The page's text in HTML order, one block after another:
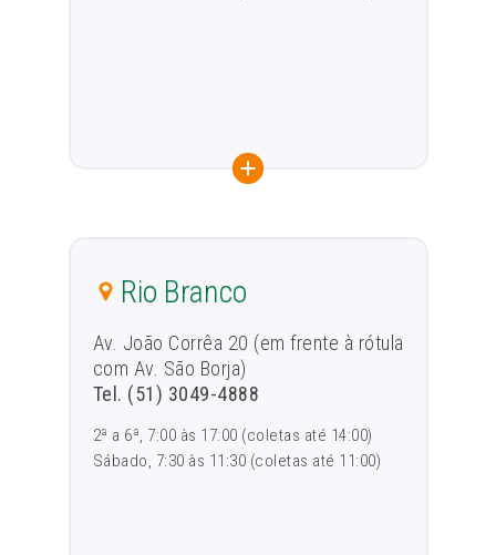
Rio Branco
Av. João Corrêa 20 (em frente à rótula
com Av. São Borja)
Tel. (51) 3049-4888
2ª a 6ª, 7:00 às 17:00 (coletas até 14:00)
Sábado, 7:30 às 11:30 (coletas até 11:00)